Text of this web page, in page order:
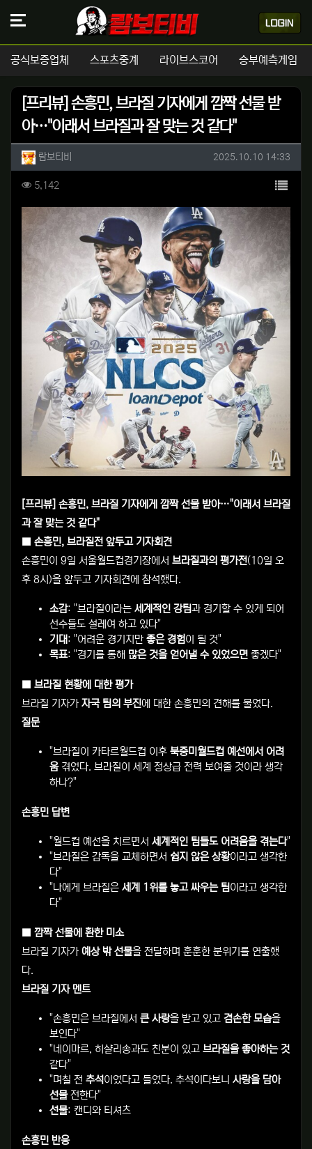
공식보증업체 스포츠중계 라이브스코어 승부예측게임
[프리뷰] 손흥민, 브라질 기자에게 깜짝 선물 받
아…"이래서 브라질과 잘 맞는 것 같다"
작성자 정보
람보티비 작성일
2025.10.10 14:33
컨텐츠 정보
5,142 목록
본문
[프리뷰] 손흥민, 브라질 기자에게 깜짝 선물 받아…"이래서 브라질
과 잘 맞는 것 같다"
■ 손흥민, 브라질전 앞두고 기자회견
손흥민이 9일 서울월드컵경기장에서 브라질과의 평가전(10일 오
후 8시)을 앞두고 기자회견에 참석했다.
소감: "브라질이라는 세계적인 강팀과 경기할 수 있게 되어
선수들도 설레여 하고 있다"
기대: "어려운 경기지만 좋은 경험이 될 것"
목표: "경기를 통해 많은 것을 얻어낼 수 있었으면 좋겠다"
■ 브라질 현황에 대한 평가
브라질 기자가 자국 팀의 부진에 대한 손흥민의 견해를 물었다.
질문
"브라질이 카타르월드컵 이후 북중미월드컵 예선에서 어려
움겪었다. 브라질이 세계 정상급 전력 보여줄 것이라 생각
하나?"
손흥민 답변
"월드컵 예선을 치르면서 세계적인 팀들도 어려움을 겪는다"
"브라질은 감독을 교체하면서 쉽지 않은 상황이라고 생각한
다"
"나에게 브라질은 세계 1위를 놓고 싸우는 팀이라고 생각한
다"
■ 깜짝 선물에 환한 미소
브라질 기자가 예상 밖 선물을 전달하며 훈훈한 분위기를 연출했
다.
브라질 기자 멘트
"손흥민은 브라질에서 큰 사랑을 받고 있고 겸손한 모습을
보인다"
"네이마르, 히샬리송과도 친분이 있고 브라질을 좋아하는 것
같다"
"며칠 전 추석이었다고 들었다. 추석이다보니 사랑을 담아
선물전한다"
선물: 캔디와 티셔츠
손흥민 반응